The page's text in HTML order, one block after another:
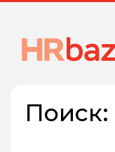
Поиск: